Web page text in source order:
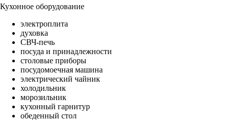
Кухонное оборудование
электроплита
духовка
СВЧ-печь
посуда и принадлежности
столовые приборы
посудомоечная машина
электрический чайник
холодильник
морозильник
кухонный гарнитур
обеденный стол